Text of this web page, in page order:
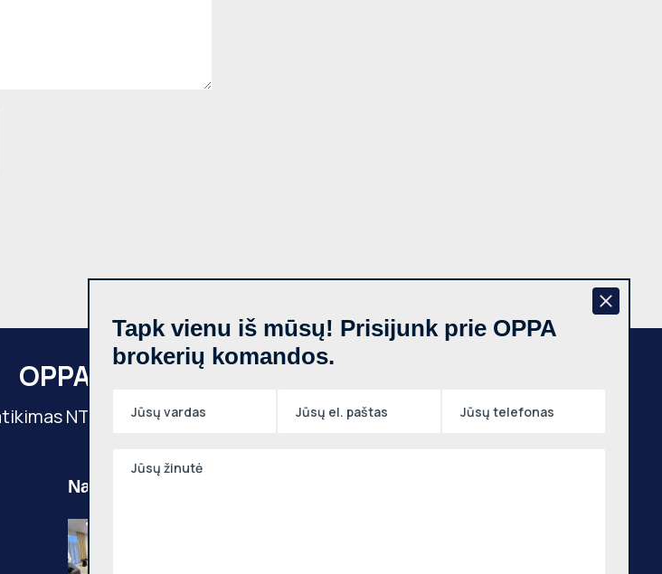
OPPA
NT partneris
Naujausi objektai
Tapk vienu iš mūsų! Prisijunk prie OPPA
brokerių komandos.